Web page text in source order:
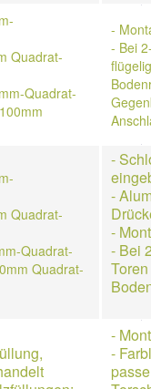
Quadrat-
Quadrat-
-
- Bei
Quadrat-
Quadrat-
Quadrat-
-
-
-
- Bei
-
-